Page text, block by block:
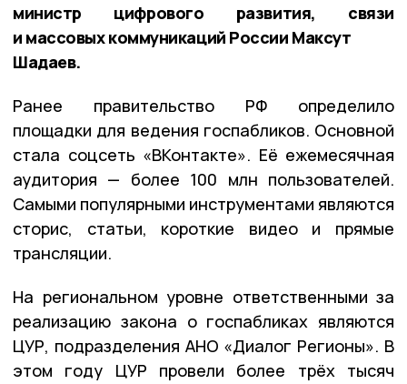
министр цифрового развития, связи
и массовых коммуникаций России Максут
Шадаев.
Ранее правительство РФ определило
площадки для ведения госпабликов. Основной
стала соцсеть «ВКонтакте». Её ежемесячная
аудитория — более 100 млн пользователей.
Самыми популярными инструментами являются
сторис, статьи, короткие видео и прямые
трансляции.
На региональном уровне ответственными за
реализацию закона о госпабликах являются
ЦУР, подразделения АНО «Диалог Регионы». В
этом году ЦУР провели более трёх тысяч